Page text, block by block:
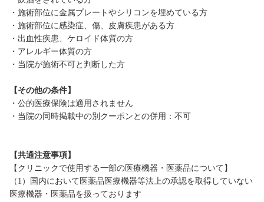
・施術部位に金属プレートやシリコンを埋めている方
・施術部位に感染症、傷、皮膚疾患がある方
・出血性疾患、ケロイド体質の方
・アレルギー体質の方
・当院が施術不可と判断した方
【その他の条件】
・公的医療保険は適用されません
・当院の同時掲載中の別クーポンとの併用：不可
【共通注意事項】
【クリニックで使用する一部の医療機器・医薬品について】
（1）国内において医薬品医療機器等法上の承認を取得していない
医療機器・医薬品を扱っております